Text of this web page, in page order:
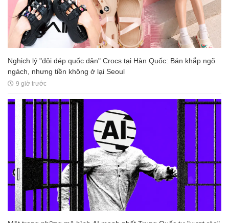
Nghịch lý "đôi dép quốc dân" Crocs tại Hàn Quốc: Bán khắp ngõ
ngách, nhưng tiền không ở lại Seoul
9 giờ trước